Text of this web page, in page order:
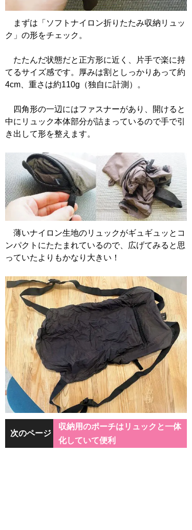
まずは「ソフトナイロン折りたたみ収納リュッ
ク」の形をチェック。
たたんだ状態だと正方形に近く、片手で楽に持
てるサイズ感です。厚みは割としっかりあって約
4cm、重さは約110g（独自に計測）。
四角形の一辺にはファスナーがあり、開けると
中にリュック本体部分が詰まっているので手で引
き出して形を整えます。
薄いナイロン生地のリュックがギュギュッとコ
ンパクトにたたまれているので、広げてみると思
っていたよりもかなり大きい！
次のページ
収納用のポーチはリュックと一体
化していて便利